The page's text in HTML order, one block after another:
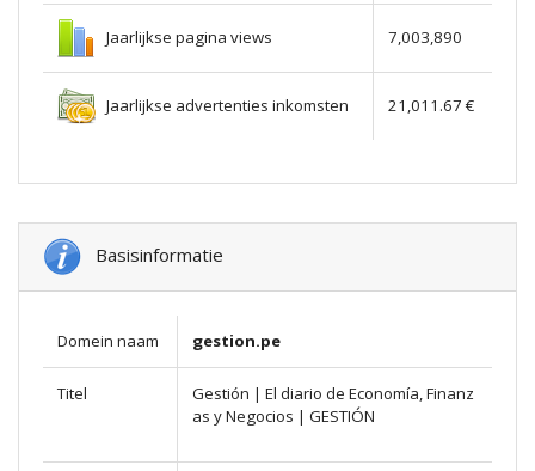
Jaarlijkse pagina views 7,003,890
Jaarlijkse advertenties inkomsten 21,011.67 €
Basisinformatie
Domein naam gestion.pe
Titel
Gestión | El diario de Economía, Finanz
as y Negocios | GESTIÓN